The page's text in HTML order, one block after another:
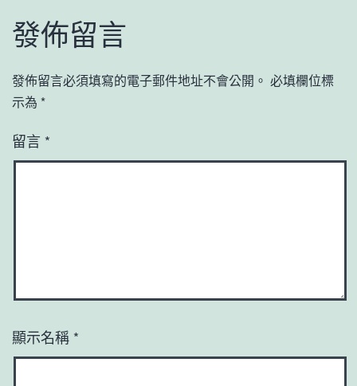
發佈留言
發佈留言必須填寫的電子郵件地址不會公開。 必填欄位標
示為 *
留言 *
顯示名稱 *